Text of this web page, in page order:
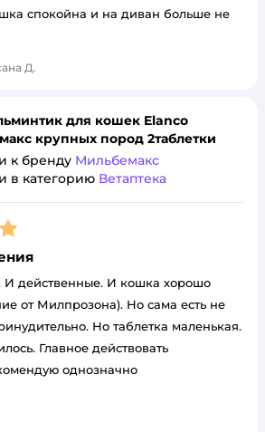
спокойна и на диван больше не
Д.
для кошек Elanco
крупных пород 2таблетки
к бренду Мильбемакс
в категорию Ветаптека
И действенные. И кошка хорошо
от Милпрозона). Но сама есть не
Но таблетка маленькая.
Главное действовать
однозначно